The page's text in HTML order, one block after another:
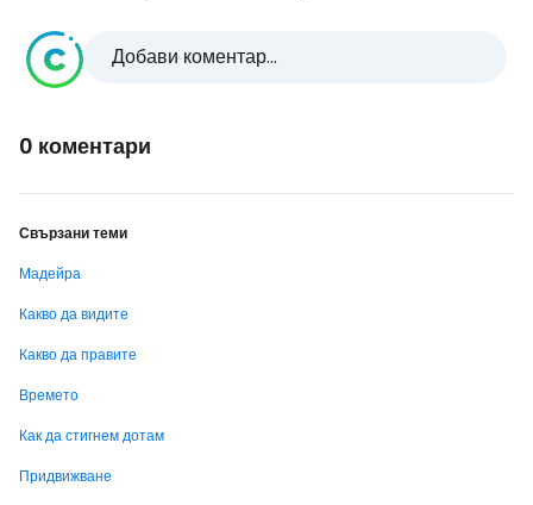
Добави коментар...
0 коментари
Свързани теми
Мадейра
Какво да видите
Какво да правите
Времето
Как да стигнем дотам
Придвижване